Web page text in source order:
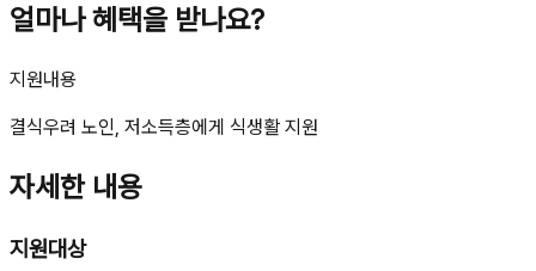
얼마나 혜택을 받나요?
지원내용
결식우려 노인, 저소득층에게 식생활 지원
자세한 내용
지원대상